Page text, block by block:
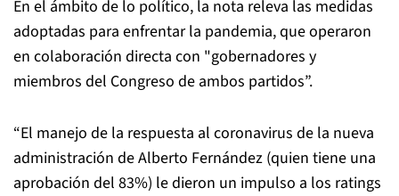
En el ámbito de lo político, la nota releva las medidas
adoptadas para enfrentar la pandemia, que operaron
en colaboración directa con "gobernadores y
miembros del Congreso de ambos partidos”.
“El manejo de la respuesta al coronavirus de la nueva
administración de Alberto Fernández (quien tiene una
aprobación del 83%) le dieron un impulso a los ratings